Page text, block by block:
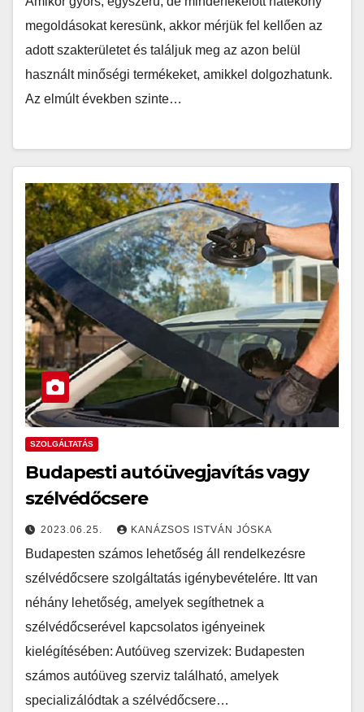
megoldásokat keresünk, akkor mérjük fel kellően az
adott szakterületet és találjuk meg az azon belül
használt minőségi termékeket, amikkel dolgozhatunk.
Az elmúlt években szinte…
SZOLGÁLTATÁS
Budapesti autóüvegjavítás vagy
szélvédőcsere
2023.06.25. KANÁZSOS ISTVÁN JÓSKA
Budapesten számos lehetőség áll rendelkezésre
szélvédőcsere szolgáltatás igénybevételére. Itt van
néhány lehetőség, amelyek segíthetnek a
szélvédőcserével kapcsolatos igényeinek
kielégítésében: Autóüveg szervizek: Budapesten
számos autóüveg szerviz található, amelyek
specializálódtak a szélvédőcsere…